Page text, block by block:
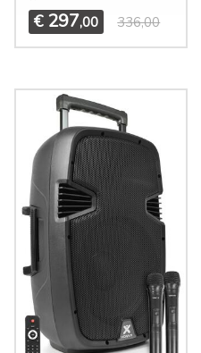
€ 297,00 336,00